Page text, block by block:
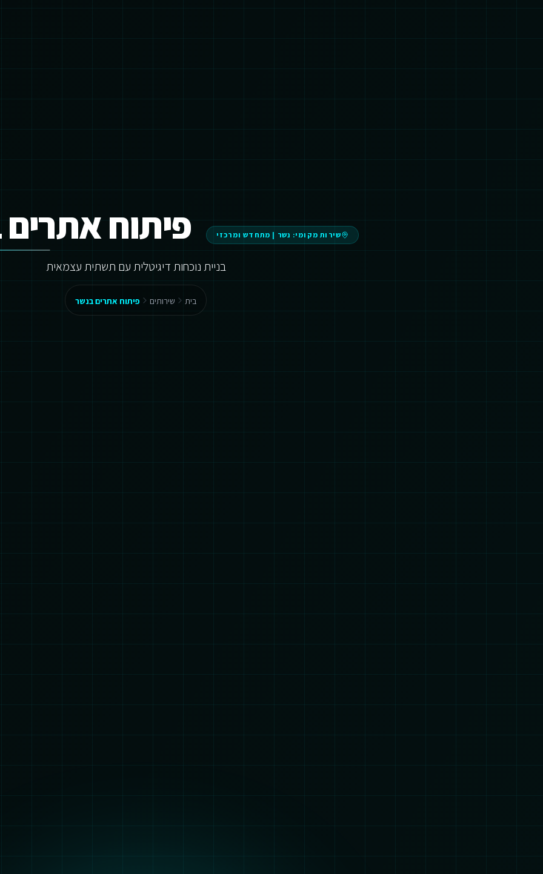
שירות מקומי: נשר | מתחדש ומרכזי פיתוח
בניית נוכחות דיגיטלית עם תשתית עצמאית
בית שירותים פיתוח אתרים בנשר